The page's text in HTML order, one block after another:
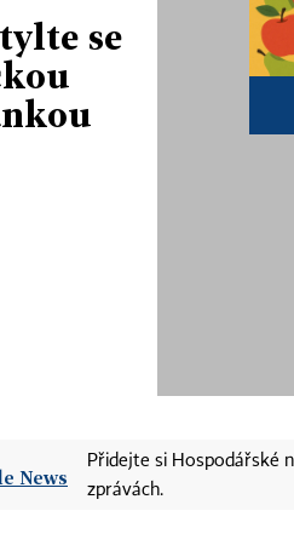
se
Přidejte si Hospodářské
zprávách.